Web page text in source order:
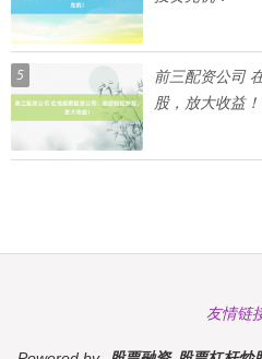
5
前三配资公司
股，放大收益！
友情链